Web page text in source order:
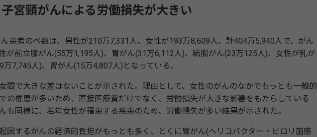
宮頸がんによる労働損失が大きい
患者のべ数は、男性が210万7,331人、女性が193万8,609人、計404万5,940人で、がん
が前立腺がん(55万1,195人)、胃がん(31万6,112人)、結腸がん(23万125人)、女性が乳が
7,745人)、胃がん(15万4,807人)となっている。
間で大きな差はないことが示された。理由として、女性のがんのなかでもっとも一般的
の罹患が多いため、直接医療費だけでなく、労働損失が大きな影響をもたらしている
も同様に、若年女性が罹患する疾患のため、労働損失が多い結果が示された。
因するがんの経済的負担がもっとも多く、とくに胃がん(ヘリコバクター・ピロリ菌感